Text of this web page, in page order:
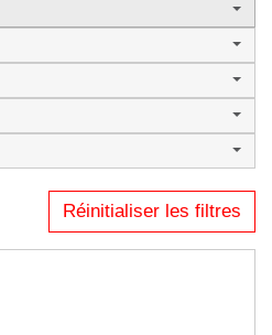
Réinitialiser les filtres